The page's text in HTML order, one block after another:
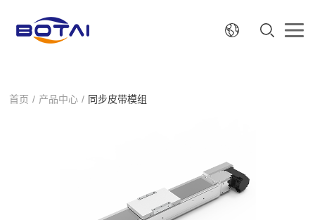
首页 / 产品中心 / 同步皮带模组